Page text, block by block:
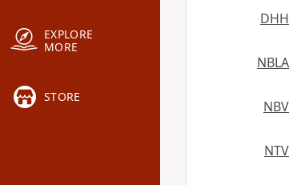
EXPLORE
MORE
STORE
DHH
NBLA
NBV
NTV